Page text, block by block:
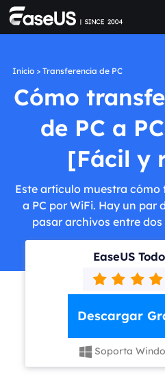
Inicio> Transferencia de PC
Cómo
de PC a
[Fácil y
Este artículo muestra cómo
a PC por WiFi. Hay un par
pasar archivos entre dos
EaseUS
Descargar
Soporta